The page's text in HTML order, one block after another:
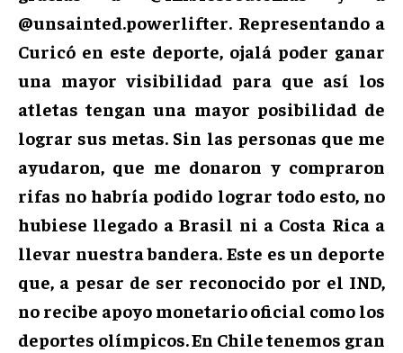
@unsainted.powerlifter. Representando a
Curicó en este deporte, ojalá poder ganar
una mayor visibilidad para que así los
atletas tengan una mayor posibilidad de
lograr sus metas. Sin las personas que me
ayudaron, que me donaron y compraron
rifas no habría podido lograr todo esto, no
hubiese llegado a Brasil ni a Costa Rica a
llevar nuestra bandera. Este es un deporte
que, a pesar de ser reconocido por el IND,
no recibe apoyo monetario oficial como los
deportes olímpicos. En Chile tenemos gran